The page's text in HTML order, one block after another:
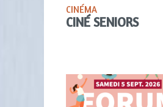
CINÉMA
CINÉ SENIORS